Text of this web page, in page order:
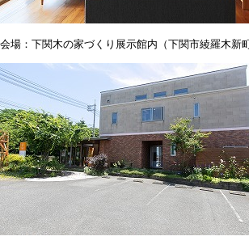
会場：下関木の家づくり展示館内（下関市綾羅木新